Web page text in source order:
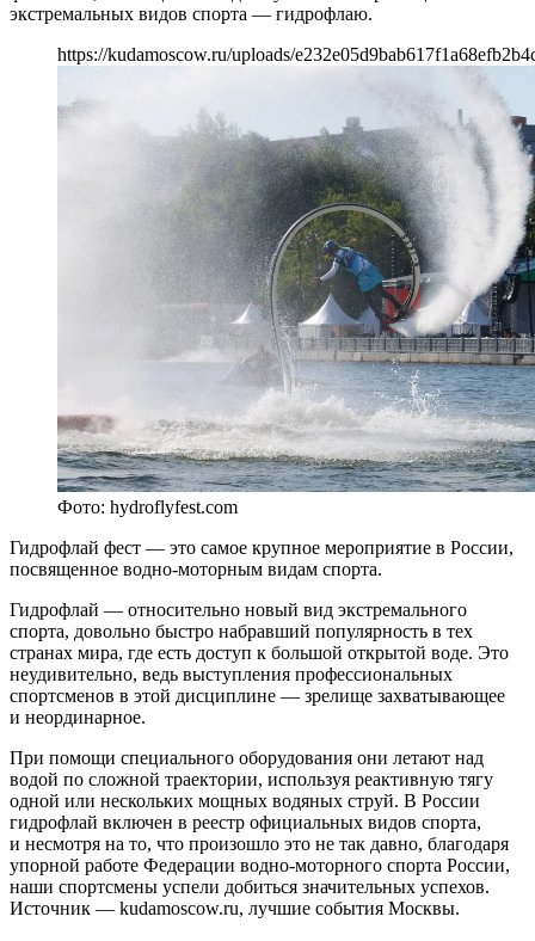
экстремальных видов спорта — гидрофлаю.
https://kudamoscow.ru/uploads/
Фото: hydroflyfest.com
Гидрофлай фест — это самое крупное мероприятие в России,
посвященное водно-моторным видам спорта.
Гидрофлай — относительно новый вид экстремального
спорта, довольно быстро набравший популярность в тех
странах мира, где есть доступ к большой открытой воде. Это
неудивительно, ведь выступления профессиональных
спортсменов в этой дисциплине — зрелище захватывающее
и неординарное.
При помощи специального оборудования они летают над
водой по сложной траектории, используя реактивную тягу
одной или нескольких мощных водяных струй. В России
гидрофлай включен в реестр официальных видов спорта,
и несмотря на то, что произошло это не так давно, благодаря
упорной работе Федерации водно-моторного спорта России,
наши спортсмены успели добиться значительных успехов.
Источник — kudamoscow.ru, лучшие события Москвы.